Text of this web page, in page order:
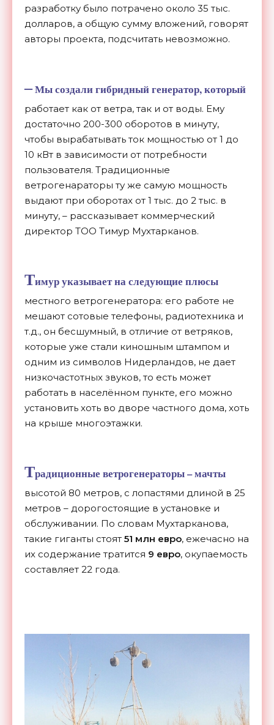
разработку было потрачено около 35 тыс.
долларов, а общую сумму вложений, говорят
авторы проекта, подсчитать невозможно.
–Мы создали гибридный генератор, который
работает как от ветра, так и от воды. Ему
достаточно 200-300 оборотов в минуту,
чтобы вырабатывать ток мощностью от 1 до
10 кВт в зависимости от потребности
пользователя. Традиционные
ветрогенараторы ту же самую мощность
выдают при оборотах от 1 тыс. до 2 тыс. в
минуту, – рассказывает коммерческий
директор ТОО Тимур Мухтарканов.
Тимур указывает на следующие плюсы
местного ветрогенератора: его работе не
мешают сотовые телефоны, радиотехника и
т.д., он бесшумный, в отличие от ветряков,
которые уже стали киношным штампом и
одним из символов Нидерландов, не дает
низкочастотных звуков, то есть может
работать в населённом пункте, его можно
установить хоть во дворе частного дома, хоть
на крыше многоэтажки.
Традиционные ветрогенераторы – мачты
высотой 80 метров, с лопастями длиной в 25
метров – дорогостоящие в установке и
обслуживании. По словам Мухтарканова,
такие гиганты стоят 51 млн евро, ежечасно на
их содержание тратится 9 евро, окупаемость
составляет 22 года.